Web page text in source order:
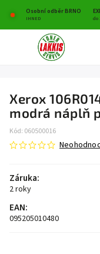
Osobní odběr BRNO
IHNED do
Xerox
modrá náplň
Kód: 060500016
Záruka:
2 roky
EAN:
095205010480